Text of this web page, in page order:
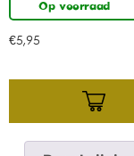
Op voorraad
€5,95